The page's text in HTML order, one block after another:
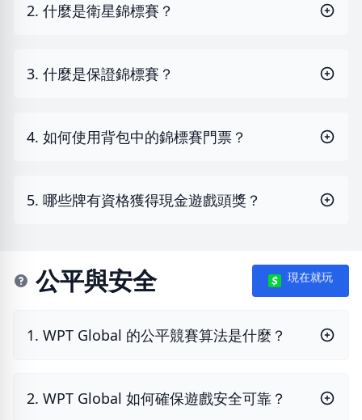
2. 什麼是衛星錦標賽？
3. 什麼是保證錦標賽？
4. 如何使用背包中的錦標賽門票？
5. 哪些牌有資格獲得現金遊戲頭獎？
公平與安全 現在就玩
1. WPT Global 的公平競賽算法是什麼？
2. WPT Global 如何確保遊戲安全可靠？